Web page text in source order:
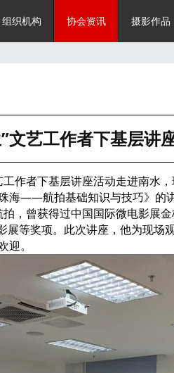
组织机构 协会资讯 摄影作品
文艺工作者下基层讲
作者下基层讲座活动走进南水
海——航拍基础知识与技巧》的
，曾获得过中国国际微电影展金
展等奖项。此次讲座，他为现场
。